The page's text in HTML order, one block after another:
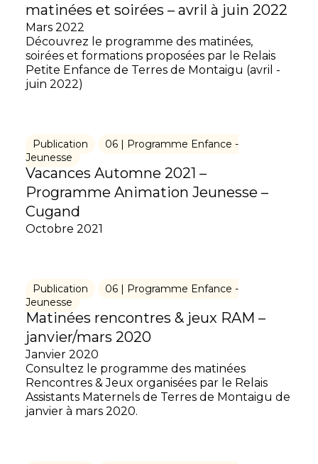
matinées et soirées – avril à juin 2022
Mars 2022
Découvrez le programme des matinées,
soirées et formations proposées par le Relais
Petite Enfance de Terres de Montaigu (avril -
juin 2022)
Publication
06 | Programme Enfance -
Jeunesse
Vacances Automne 2021 –
Programme Animation Jeunesse –
Cugand
Octobre 2021
Publication
06 | Programme Enfance -
Jeunesse
Matinées rencontres & jeux RAM –
janvier/mars 2020
Janvier 2020
Consultez le programme des matinées
Rencontres & Jeux organisées par le Relais
Assistants Maternels de Terres de Montaigu de
janvier à mars 2020.